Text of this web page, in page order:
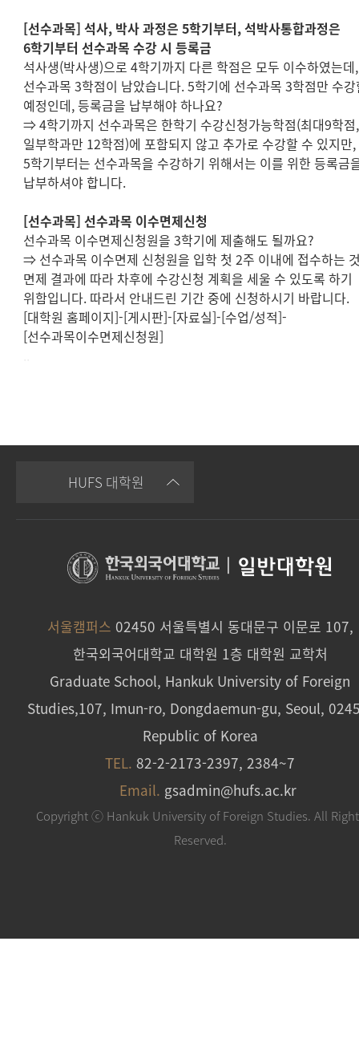
[선수과목]석사, 박사 과정은5학기부터,석박사통합과정은
6학기부터 선수과목 수강 시 등록금
석사생(박사생)으로4학기까지 다른 학점은 모두 이수하였는데,
선수과목3학점이 남았습니다. 5학기에 선수과목3학점만 수
예정인데,등록금을 납부해야 하나요?
⇒4학기까지 선수과목은 한학기 수강신청가능학점(최대9학점,
일부학과만 12학점)에 포함되지 않고 추가로 수강할 수 있지만,
5학기부터는 선수과목을 수강하기 위해서는 이를 위한 등록금
납부하셔야 합니다.
[선수과목]선수과목 이수면제신청
선수과목 이수면제신청원을3학기에 제출해도 될까요?
⇒ 선수과목 이수면제 신청원을 입학 첫2주 이내에 접수하는
면제 결과에 따라 차후에 수강신청 계획을 세울 수 있도록 하기
위함입니다. 따라서 안내드린 기간 중에 신청하시기 바랍니다.
[대학원 홈페이지]-[게시판]-[자료실]-[수업/성적]-
[선수과목이수면제신청원]
HUFS 대학원
일반대학원
서울캠퍼스 02450 서울특별시 동대문구 이문로 107,
한국외국어대학교 대학원 1층 대학원 교학처
Graduate School, Hankuk University of Foreign
Studies,107, Imun-ro, Dongdaemun-gu, Seoul,
Republic of Korea
TEL. 82-2-2173-2397, 2384~7
Email. gsadmin@hufs.ac.kr
Copyright ⓒ Hankuk University of Foreign Studies. All
Reserved.